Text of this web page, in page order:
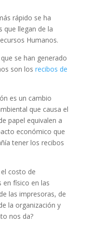
rápido se ha
que llegan de la
Humanos.
se han generado
son los recibos de
es un cambio
que causa el
papel equivalen a
económico que
tener los recibos
costo de
físico en las
las impresoras, de
la organización y
nos da?